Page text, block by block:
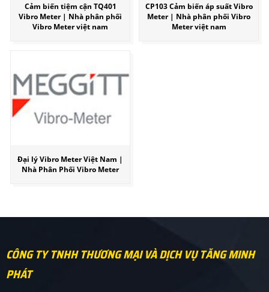
Cảm biến tiệm cận TQ401
Vibro Meter | Nhà phân phối
Vibro Meter việt nam
CP103 Cảm biến áp suất Vibro
Meter | Nhà phân phối Vibro
Meter việt nam
Đại lý Vibro Meter Việt Nam |
Nhà Phân Phối Vibro Meter
CÔNG TY TNHH THƯƠNG MẠI VÀ DỊCH VỤ TĂNG MINH
PHÁT